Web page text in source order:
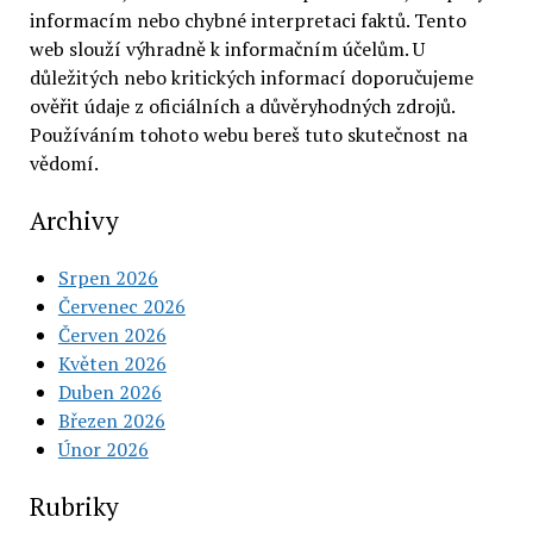
informacím nebo chybné interpretaci faktů. Tento
web slouží výhradně k informačním účelům. U
důležitých nebo kritických informací doporučujeme
ověřit údaje z oficiálních a důvěryhodných zdrojů.
Používáním tohoto webu bereš tuto skutečnost na
vědomí.
Archivy
Srpen 2026
Červenec 2026
Červen 2026
Květen 2026
Duben 2026
Březen 2026
Únor 2026
Rubriky